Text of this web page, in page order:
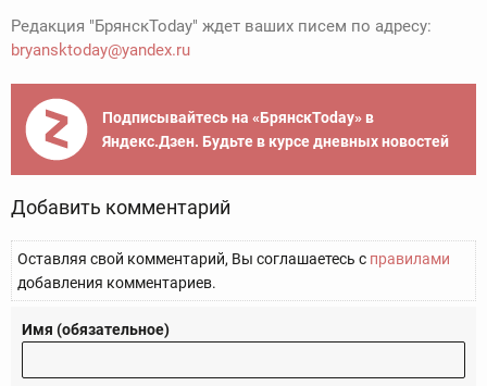
Редакция "БрянскToday" ждет ваших писем по адресу:
bryansktoday@yandex.ru
Подписывайтесь на «БрянскToday» в
Яндекс.Дзен. Будьте в курсе дневных новостей
Добавить комментарий
Оставляя свой комментарий, Вы соглашаетесь с правилами
добавления комментариев.
Имя (обязательное)